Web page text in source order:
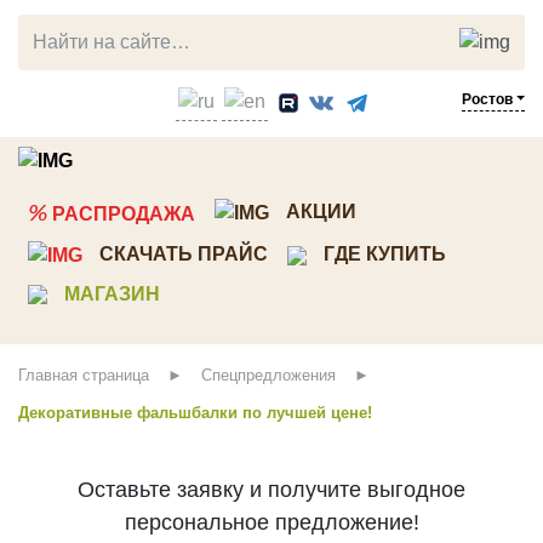
Ростов
% РАСПРОДАЖА АКЦИИ
СКАЧАТЬ ПРАЙС
ГДЕ КУПИТЬ
МАГАЗИН
Главная страница Спецпредложения
Декоративные фальшбалки по лучшей цене!
ЛИСТВЕННИЦА
Прямой планкен
Косой планкен
Террасная доска
Мебельный щит
Клееный брус
СОСНА
Планкен
Стеновые панели ТСП
Декоративный погонаж
Доска пола
Мебельный щит
Оставьте заявку и получите выгодное
персональное предложение!